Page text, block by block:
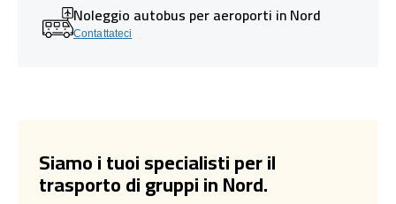
Noleggio autobus per aeroporti in Nord
Contattateci
Siamo i tuoi specialisti per il
trasporto di gruppi in Nord.